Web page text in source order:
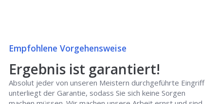
Empfohlene Vorgehensweise
Ergebnis ist garantiert!
Absolut jeder von unseren Meistern durchgeführte Eingriff
unterliegt der Garantie, sodass Sie sich keine Sorgen